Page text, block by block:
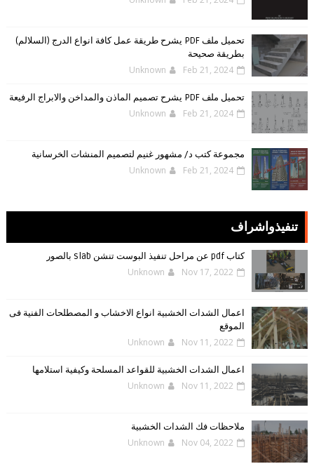
تحميل ملف PDF يشرح طريقة عمل كافة انواع الدرج (السلالم)
بطريقة صحيحة
Unknown Feb 21, 2024
تحميل ملف PDF يشرح تصميم الماذن والمداخن والابراج الرفيعة
Unknown Feb 21, 2024
مجموعة كتب د/ مشهور غنيم لتصميم المنشات الخرسانية
Unknown Feb 21, 2024
تنفيذواشراف
كتاب pdf عن مراحل تنفيذ البوست تنشن slab بالصور
Unknown Nov 17, 2022
اعمال الشدات الخشبية انواع الاخشاب و المصطلحات الفنية فى
الموقع
Unknown Nov 11, 2022
اعمال الشدات الخشبية للقواعد المسلحة وكيفية استلامها
Unknown Nov 11, 2022
ملاحظات فك الشدات الخشبية
Unknown Nov 04, 2022